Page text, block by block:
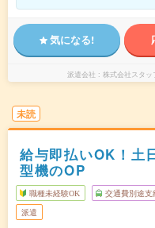
気になる!
派遣会社 株式会社スタッ
未読
給与即払いOK！土
型機のOP
職種未経験OK 交通費別途支
派遣